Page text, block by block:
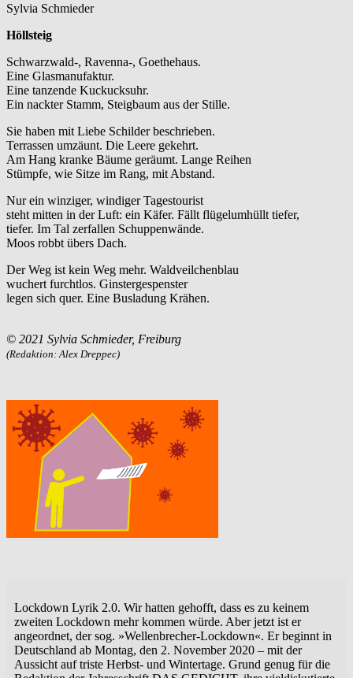
Sylvia Schmieder
Höllsteig
Schwarzwald-, Ravenna-, Goethehaus.
Eine Glasmanufaktur.
Eine tanzende Kuckucksuhr.
Ein nackter Stamm, Steigbaum aus der Stille.
Sie haben mit Liebe Schilder beschrieben.
Terrassen umzäunt. Die Leere gekehrt.
Am Hang kranke Bäume geräumt. Lange Reihen
Stümpfe, wie Sitze im Rang, mit Abstand.
Nur ein winziger, windiger Tagestourist
steht mitten in der Luft: ein Käfer. Fällt flügelumhüllt tiefer,
tiefer. Im Tal zerfallen Schuppenwände.
Moos robbt übers Dach.
Der Weg ist kein Weg mehr. Waldveilchenblau
wuchert furchtlos. Ginstergespenster
legen sich quer. Eine Busladung Krähen.
© 2021 Sylvia Schmieder, Freiburg
(Redaktion: Alex Dreppec)
Lockdown Lyrik 2.0. Wir hatten gehofft, dass es zu keinem
zweiten Lockdown mehr kommen würde. Aber jetzt ist er
angeordnet, der sog. »Wellenbrecher-Lockdown«. Er beginnt in
Deutschland ab Montag, den 2. November 2020 – mit der
Aussicht auf triste Herbst- und Wintertage. Grund genug für die